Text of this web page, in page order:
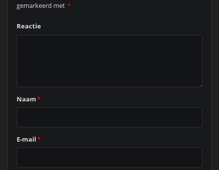
gemarkeerd met *
Reactie
Naam*
E-mail*